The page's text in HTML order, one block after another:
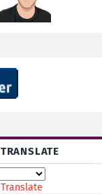
TRANSLATE
Translate